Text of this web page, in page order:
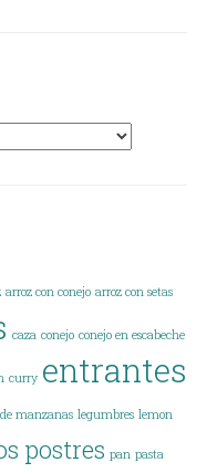
arroz con conejo arroz con setas
caza conejo conejo en escabeche
curry entrantes
manzanas legumbres lemon
postres pan pasta